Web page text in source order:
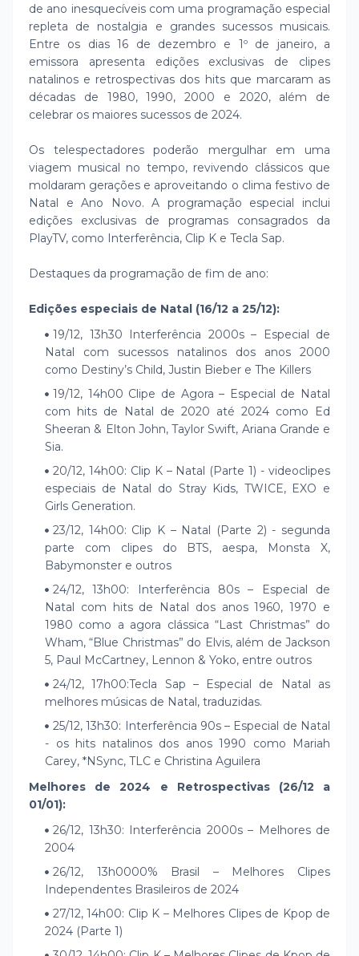
de ano inesquecíveis com uma programação especial
repleta de nostalgia e grandes sucessos musicais.
Entre os dias 16 de dezembro e 1º de janeiro, a
emissora apresenta edições exclusivas de clipes
natalinos e retrospectivas dos hits que marcaram as
décadas de 1980, 1990, 2000 e 2020, além de
celebrar os maiores sucessos de 2024.
Os telespectadores poderão mergulhar em uma
viagem musical no tempo, revivendo clássicos que
moldaram gerações e aproveitando o clima festivo de
Natal e Ano Novo. A programação especial inclui
edições exclusivas de programas consagrados da
PlayTV, como Interferência, Clip K e Tecla Sap.
Destaques da programação de fim de ano:
Edições especiais de Natal (16/12 a 25/12):
19/12, 13h30 Interferência 2000s – Especial de
Natal com sucessos natalinos dos anos 2000
como Destiny’s Child, Justin Bieber e The Killers
19/12, 14h00 Clipe de Agora – Especial de Natal
com hits de Natal de 2020 até 2024 como Ed
Sheeran & Elton John, Taylor Swift, Ariana Grande e
Sia.
20/12, 14h00: Clip K – Natal (Parte 1) - videoclipes
especiais de Natal do Stray Kids, TWICE, EXO e
Girls Generation.
23/12, 14h00: Clip K – Natal (Parte 2) - segunda
parte com clipes do BTS, aespa, Monsta X,
Babymonster e outros
24/12, 13h00: Interferência 80s – Especial de
Natal com hits de Natal dos anos 1960, 1970 e
1980 como a agora clássica “Last Christmas” do
Wham, “Blue Christmas” do Elvis, além de Jackson
5, Paul McCartney, Lennon & Yoko, entre outros
24/12, 17h00:Tecla Sap – Especial de Natal as
melhores músicas de Natal, traduzidas.
25/12, 13h30: Interferência 90s – Especial de Natal
- os hits natalinos dos anos 1990 como Mariah
Carey, *NSync, TLC e Christina Aguilera
Melhores de 2024 e Retrospectivas (26/12 a
01/01):
26/12, 13h30: Interferência 2000s – Melhores de
2004
26/12, 13h0000% Brasil – Melhores Clipes
Independentes Brasileiros de 2024
27/12, 14h00: Clip K – Melhores Clipes de Kpop de
2024 (Parte 1)